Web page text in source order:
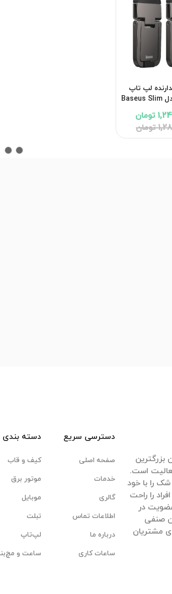
لپ تاپ
باسئوس مدل Baseus Slim
بزرگترین
است.
را با خود
را راحت
عضویت در
صنفی
مشتریان
دسترسی سریع
صفحه اصلی
خدمات
گالری
اطلاعات تماس
درباره ما
ساعات کاری
دسته بندی
کیف و قاب
موتور برق
موبایل
تبلت
لپ‌تاپ
ساعت و